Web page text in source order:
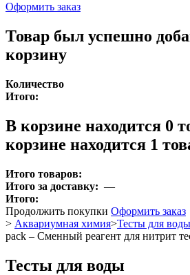
Оформить заказ
Товар был успешно
корзину
Количество
Итого:
В корзине находится 0
корзине находится 1
Итого товаров:
Итого за доставку: —
Итого:
Продолжить покупки Оформить заказ
> Аквариумная химия>Тесты для воды
pack – Сменный реагент для нитрит
Тесты для воды